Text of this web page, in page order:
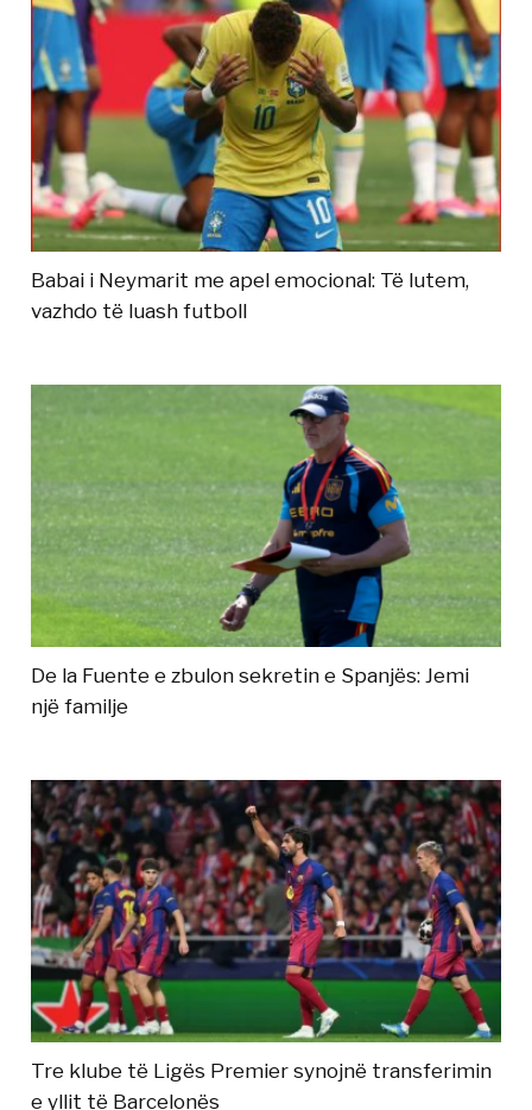
Babai i Neymarit me apel emocional: Të lutem,
vazhdo të luash futboll
De la Fuente e zbulon sekretin e Spanjës: Jemi
një familje
Tre klube të Ligës Premier synojnë transferimin
e yllit të Barcelonës